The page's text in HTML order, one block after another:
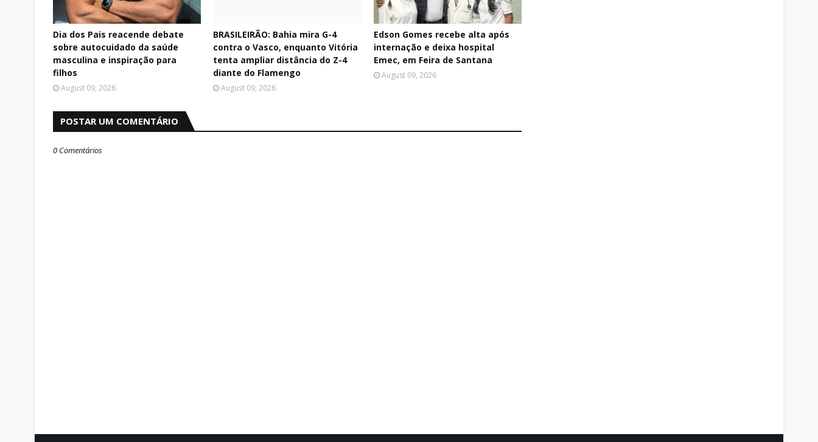
Dia dos Pais reacende debate
sobre autocuidado da saúde
masculina e inspiração para
filhos
August 09, 2026
BRASILEIRÃO: Bahia mira G-4
contra o Vasco, enquanto Vitória
tenta ampliar distância do Z-4
diante do Flamengo
August 09, 2026
Edson Gomes recebe alta após
internação e deixa hospital
Emec, em Feira de Santana
August 09, 2026
POSTAR UM COMENTÁRIO
0 Comentários